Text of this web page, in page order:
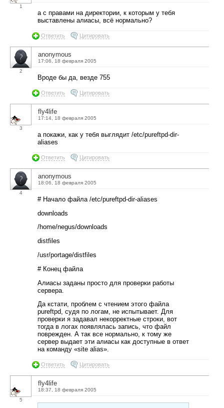
1
а с правами на директории, к которым у тебя
выставлены алиасы, всё нормально?
Ответить Цитировать
2
anonymous
17:06, 18 февраля 2005
Вроде бы да, везде 755
Ответить Цитировать
3
fly4life
17:14, 18 февраля 2005
а покажи, как у тебя выглядит /etc/pureftpd-dir-
aliases
Ответить Цитировать
4
anonymous
18:06, 18 февраля 2005
# Начало файла /etc/pureftpd-dir-aliases
downloads
/home/negus/downloads
distfiles
/usr/portage/distfiles
# Конец файла
Алиасы заданы просто для проверки работы
сервера.
Да кстати, проблем с чтением этого файла
pureftpd, судя по логам, не испытывает. Для
проверки я задавал некорректные строки, вот
тогда в логах появлялась запись, что файл
поврежден. А так все нормально, к тому же
сервер выдает эти алиасы как доступные в ответ
на команду «site alias».
Ответить Цитировать
5
fly4life
18:37, 18 февраля 2005